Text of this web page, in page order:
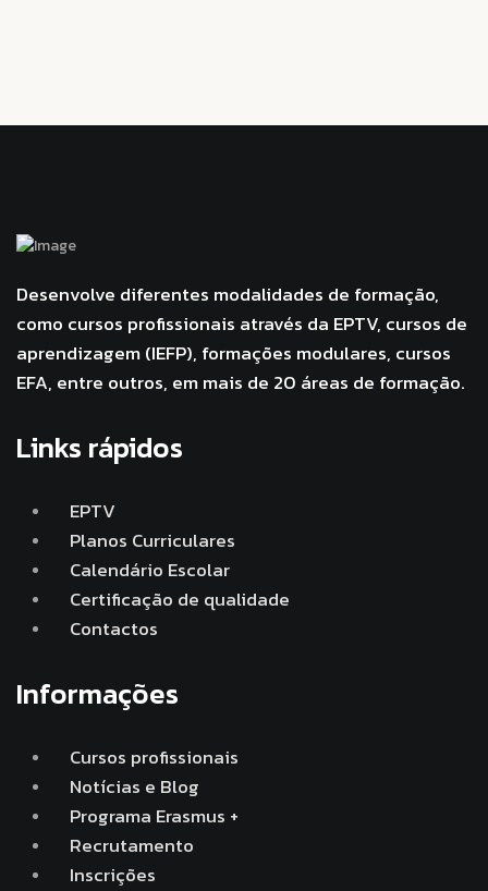
Desenvolve diferentes modalidades de formação,
como cursos profissionais através da EPTV, cursos de
aprendizagem (IEFP), formações modulares, cursos
EFA, entre outros, em mais de 20 áreas de formação.
Links rápidos
EPTV
Planos Curriculares
Calendário Escolar
Certificação de qualidade
Contactos
Informações
Cursos profissionais
Notícias e Blog
Programa Erasmus +
Recrutamento
Inscrições